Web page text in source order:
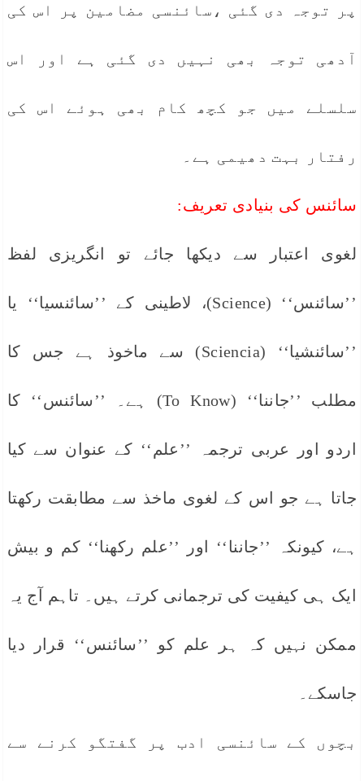
پر توجہ دی گئی ،سائنسی مضامین پر اس کی
آدھی توجہ بھی نہیں دی گئی ہے اور اس
سلسلے میں جو کچھ کام بھی ہوئے اس کی
رفتار بہت دھیمی ہے۔
سائنس کی بنیادی تعریف:
لغوی اعتبار سے دیکھا جائے تو انگریزی لفظ
’’سائنس‘‘ (Science)، لاطینی کے ’’سائنسیا‘‘ یا
’’سائنشیا‘‘ (Sciencia) سے ماخوذ ہے جس کا
مطلب ’’جاننا‘‘ (To Know) ہے۔ ’’سائنس‘‘ کا
اردو اور عربی ترجمہ ’’علم‘‘ کے عنوان سے کیا
جاتا ہے جو اس کے لغوی ماخذ سے مطابقت رکھتا
ہے، کیونکہ ’’جاننا‘‘ اور ’’علم رکھنا‘‘ کم و بیش
ایک ہی کیفیت کی ترجمانی کرتے ہیں۔ تاہم آج یہ
ممکن نہیں کہ ہر علم کو ’’سائنس‘‘ قرار دیا
جاسکے۔
بچوں کے سائنسی ادب پر گفتگو کرنے سے